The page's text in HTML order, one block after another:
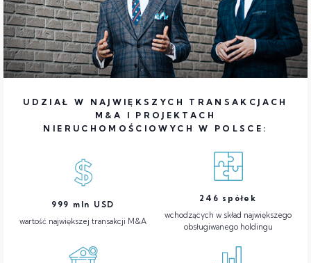
UDZIAŁ W NAJWIĘKSZYCH TRANSAKCJACH
M&A I PROJEKTACH
NIERUCHOMOŚCIOWYCH W POLSCE:
999 mln USD
wartość największej transakcji M&A
246 spółek
wchodzących w skład największego
obsługiwanego holdingu